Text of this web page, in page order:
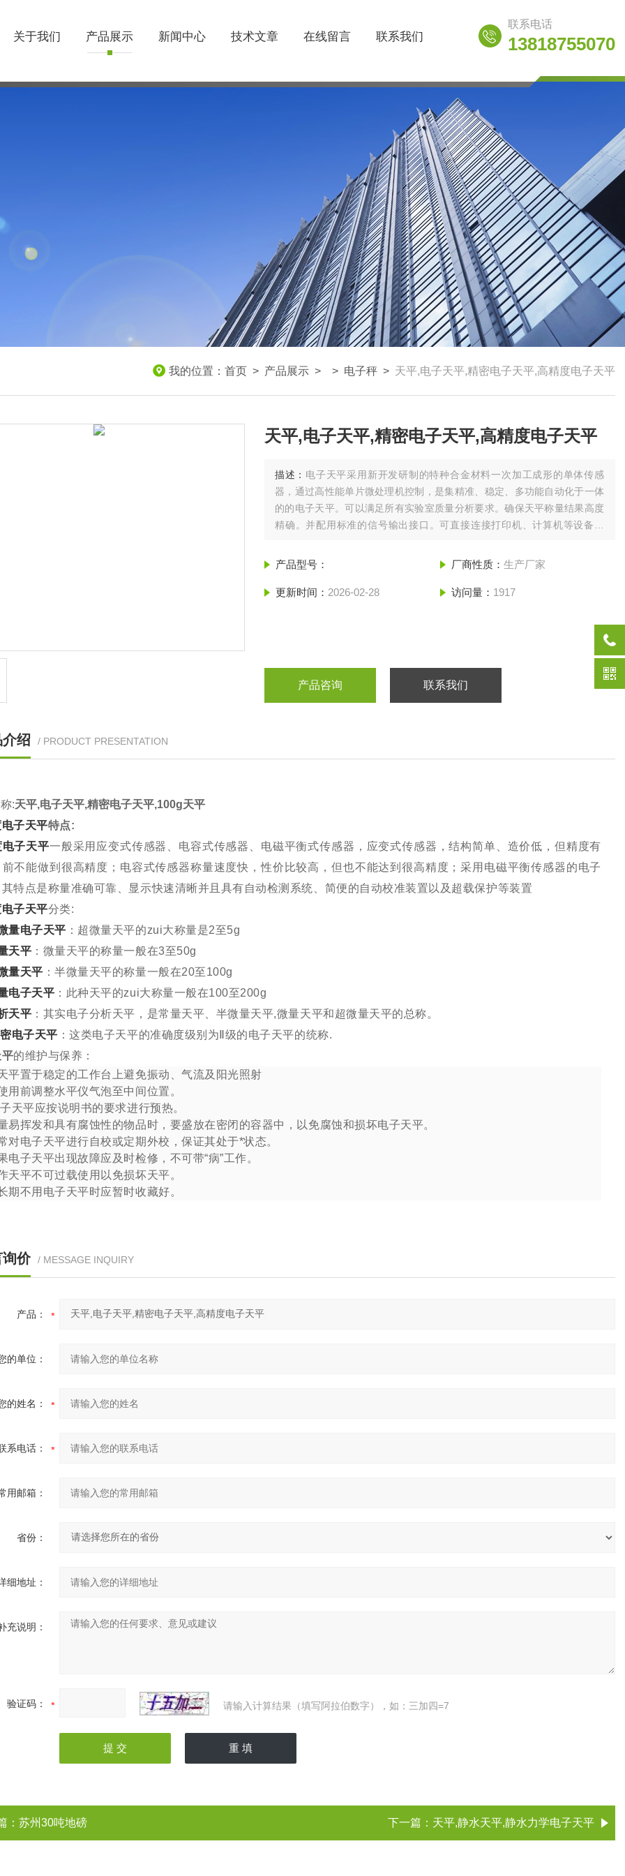
关于我们 产品展示 新闻中心 技术文章 在线留言 联系我们
联系电话
13818755070
我的位置： 首页 > 产品展示 > > 电子秤 > 天平,电子天平,精密电子天平,高精度电子天平
天平,电子天平,精密电子天平,高精度电子天平
描述： 电子天平采用新开发研制的特种合金材料一次加工成形的单体传感
器，通过高性能单片微处理机控制，是集精准、稳定、多功能自动化于一体
的的电子天平。可以满足所有实验室质量分析要求。确保天平称量结果高度
精确。并配用标准的信号输出接口。可直接连接打印机、计算机等设备使
产品型号： 厂商性质： 生产厂家
更新时间： 2026-02-28 访问量： 1917
产品咨询 联系我们
绍 / PRODUCT PRESENTATION
:天平,电子天平,精密电子天平,100g天平
子天平特点:
子天平一般采用应变式传感器、电容式传感器、电磁平衡式传感器，应变式传感器，结构简单、造价低，但精度有
不能做到很高精度；电容式传感器称量速度快，性价比较高，但也不能达到很高精度；采用电磁平衡传感器的电子
特点是称量准确可靠、显示快速清晰并且具有自动检测系统、简便的自动校准装置以及超载保护等装置
子天平分类:
量电子天平 ：超微量天平的zui大称量是2至5g
天平 ：微量天平的称量一般在3至50g
量天平 ：半微量天平的称量一般在20至100g
电子天平 ：此种天平的zui大称量一般在100至200g
天平 ：其实电子分析天平，是常量天平、半微量天平,微量天平和超微量天平的总称。
电子天平 ：这类电子天平的准确度级别为Ⅱ级的电子天平的统称.
的维护与保养：
平置于稳定的工作台上避免振动、气流及阳光照射
用前调整水平仪气泡至中间位置。
天平应按说明书的要求进行预热。
易挥发和具有腐蚀性的物品时，要盛放在密闭的容器中，以免腐蚀和损坏电子天平。
对电子天平进行自校或定期外校，保证其处于*状态。
电子天平出现故障应及时检修，不可带“病”工作。
天平不可过载使用以免损坏天平。
期不用电子天平时应暂时收藏好。
价 / MESSAGE INQUIRY
产品：
的单位：
的姓名：
系电话：
用邮箱：
省份：
细地址：
充说明：
验证码： 请输入计算结果（填写阿拉伯数字），如：三加四=7
： 苏州30吨地磅 下一篇： 天平,静水天平,静水力学电子天平